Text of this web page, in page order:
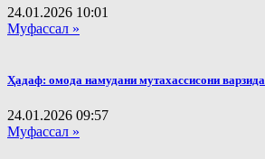
24.01.2026 10:01
Муфассал »
Ҳадаф: омода намудани мутахассисони варзида
24.01.2026 09:57
Муфассал »